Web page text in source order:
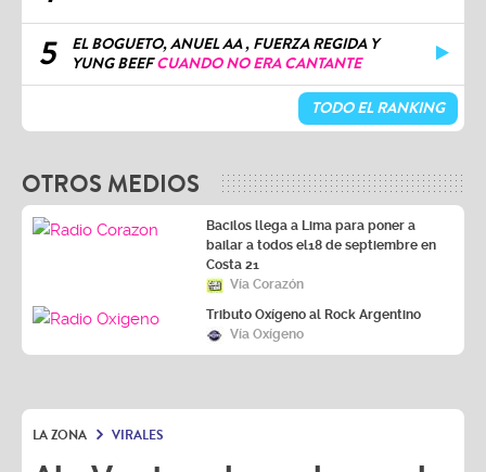
5
EL BOGUETO, ANUEL AA , FUERZA REGIDA Y
YUNG BEEFCUANDO NO ERA CANTANTE
TODO EL RANKING
OTROS MEDIOS
Bacilos llega a Lima para poner a
bailar a todos el18 de septiembre en
Costa 21
Vía Corazón
Tributo Oxígeno al Rock Argentino
Vía Oxígeno
LA ZONA VIRALES